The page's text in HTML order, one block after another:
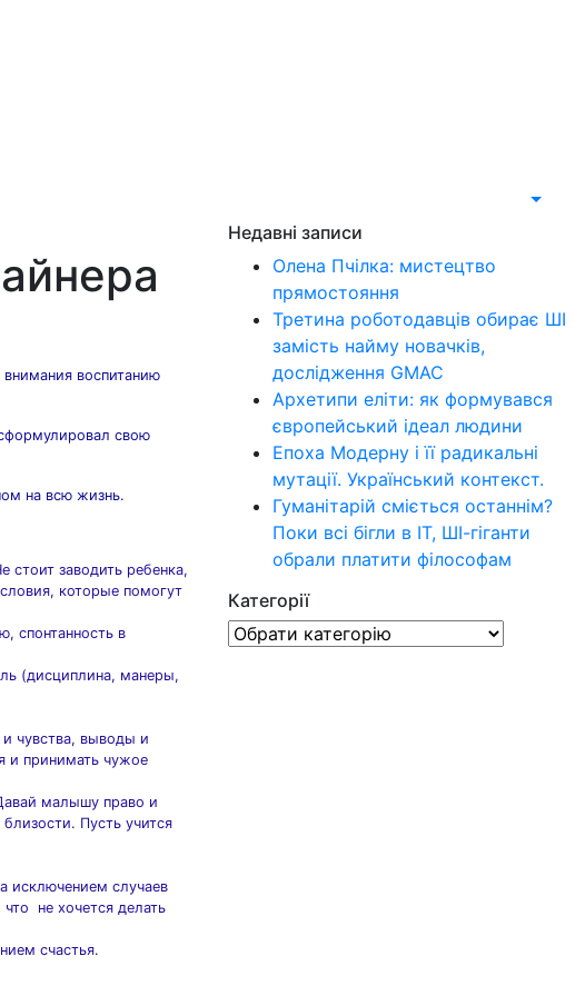
воспитанию
свою
на всю жизнь.
стоит заводить ребенка,
которые помогут
спонтанность в
(дисциплина, манеры,
чувства, выводы и
и принимать чужое
малышу право и
Пусть учится
исключением случаев
не хочется делать
счастья.
Недавні записи
Олена Пчілка: мистецтво
прямостояння
Третина роботодавців обирає ШІ
замість найму новачків,
дослідження GMAC
Архетипи еліти: як формувався
європейський ідеал людини
Епоха Модерну і її радикальні
мутації. Український контекст.
Гуманітарій сміється останнім?
Поки всі бігли в IT, ШІ-гіганти
обрали платити філософам
Категорії
Категорії